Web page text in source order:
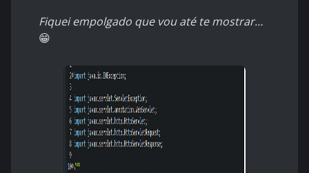
Fiquei empolgado que vou até te mostrar…
😁